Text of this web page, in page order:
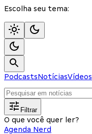
Escolha seu tema:
PodcastsNotíciasVídeos
Filtrar
O que você quer ler?
Agenda Nerd